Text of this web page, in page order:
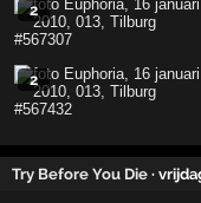
2
2
Try Before You Die ·